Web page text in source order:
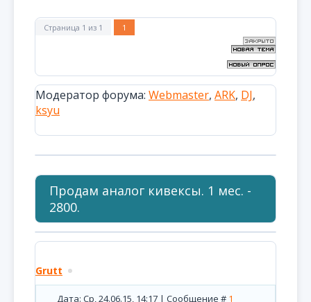
Страница 1 из 1 1
Модератор форума: Webmaster, ARK, DJ,
ksyu
Продам аналог кивексы. 1 мес. -
2800.
Grutt
Дата: Ср, 24.06.15, 14:17 | Сообщение # 1